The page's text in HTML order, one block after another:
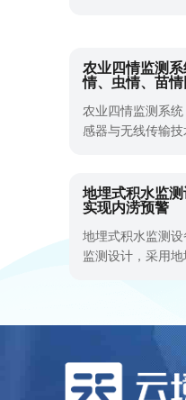
防爆气象站还具备
设计，使其更加坚
农业四情监测
情、虫情、苗情
农业四情监测系
感器与无线传输
地埋式积水监
实现内涝预警
地埋式积水监测
监测设计，采用